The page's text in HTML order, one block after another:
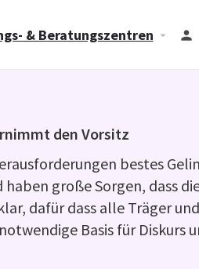
& Beratungszentren
den Vorsitz
bestes
große Sorgen, dass
dafür dass alle Träger
Basis für Diskurs